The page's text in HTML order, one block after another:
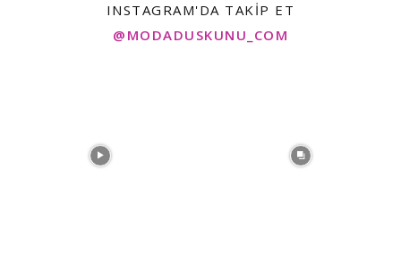
INSTAGRAM'DA TAKIP ET
@MODADUSKUNU_COM